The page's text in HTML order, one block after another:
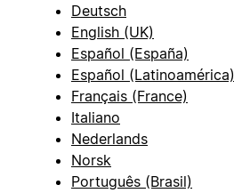
Deutsch
English (UK)
Español (España)
Español (Latinoamérica)
Français (France)
Italiano
Nederlands
Norsk
Português (Brasil)